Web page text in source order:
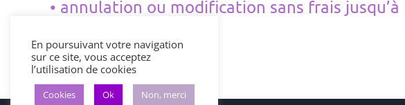
• annulation ou modification sans frais
En poursuivant votre navigation
sur ce site, vous acceptez
l’utilisation de cookies
Cookies Ok Non, merci